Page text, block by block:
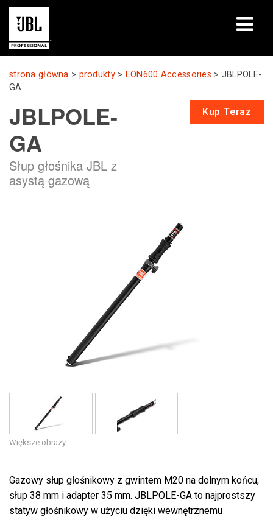
produkty
Sesje szkoleniowe
o nas
strona główna > produkty> EON600 Accessories > JBLPOLE-
GA
JBLPOLE-
GA
Słup głośnika JBL z
asystą gazową
Kup Teraz
Większe obrazy
Gazowy słup głośnikowy z gwintem M20 na dolnym końcu,
słup 38 mm i adapter 35 mm. JBLPOLE-GA to najprostszy
statyw głośnikowy w użyciu dzięki wewnętrznemu